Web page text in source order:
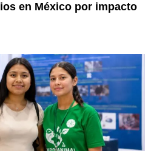
en México por impacto